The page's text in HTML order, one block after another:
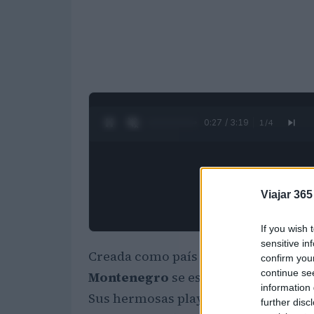
Viajar 365
If you wish
sensitive
confirm
continue
information
further
0:28 / 3:19 1 /4
Creada como país independiente
Montenegro se está convirtiendo
Sus hermosas playas, sus verdes